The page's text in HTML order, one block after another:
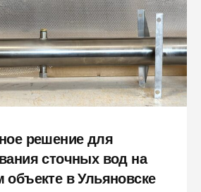
решение для
сточных вод на
объекте в Ульяновске